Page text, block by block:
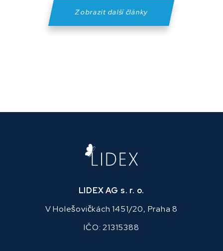
Zobrazit další články
LIDEX AG s. r. o.
V Holešovičkách 1451/20, Praha 8
IČO: 21315388